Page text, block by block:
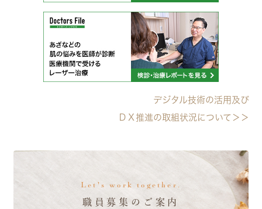
デジタル技術の活用及び
ＤＸ推進の取組状況について＞＞
Let's work together.
職員募集のご案内